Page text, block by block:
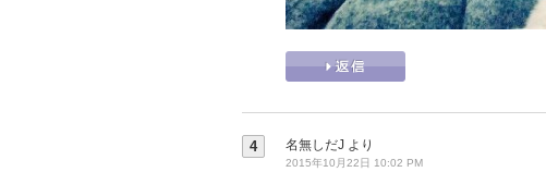
4 名無しだJ より
2015年10月22日 10:02 PM